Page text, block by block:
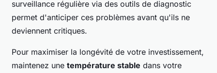
surveillance régulière via des outils de diagnostic
permet d'anticiper ces problèmes avant qu'ils ne
deviennent critiques.
Pour maximiser la longévité de votre investissement,
maintenez une température stable dans votre